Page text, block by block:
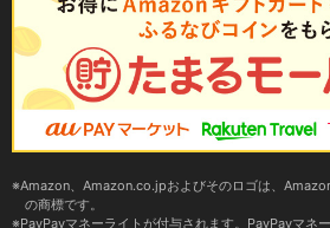
Amazon、Amazon.co.jpおよびそのロゴは、
の商標です。
PayPayマネーライトが付与されます。PayPayマネ